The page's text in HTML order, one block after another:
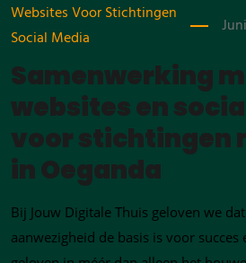
Websites Voor Stichtingen
Social Media
Samenwerking
websites en
voor stichtingen
in Oeganda
Bij Jouw Digitale Thuis geloven we
aanwezigheid de basis is voor